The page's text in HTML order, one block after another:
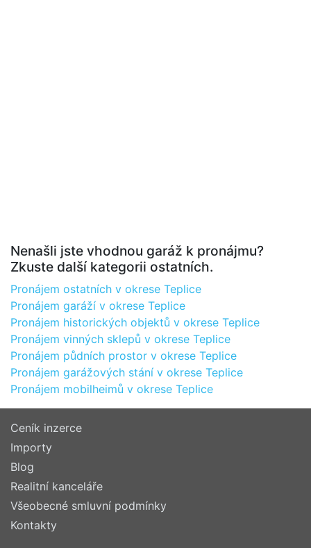
Nenašli jste vhodnou garáž k pronájmu?
Zkuste další kategorii ostatních.
Pronájem ostatních v okrese Teplice
Pronájem garáží v okrese Teplice
Pronájem historických objektů v okrese Teplice
Pronájem vinných sklepů v okrese Teplice
Pronájem půdních prostor v okrese Teplice
Pronájem garážových stání v okrese Teplice
Pronájem mobilheimů v okrese Teplice
Ceník inzerce
Importy
Blog
Realitní kanceláře
Všeobecné smluvní podmínky
Kontakty